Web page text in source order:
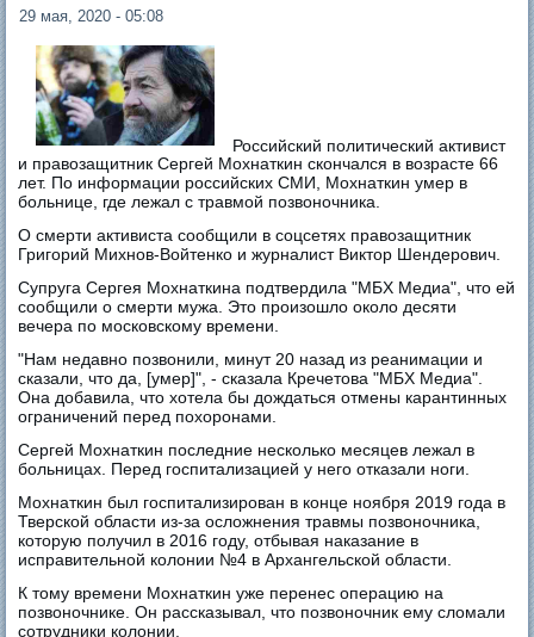
29 мая, 2020 - 05:08
Российский политический активист
и правозащитник Сергей Мохнаткин скончался в возрасте 66
лет. По информации российских СМИ, Мохнаткин умер в
больнице, где лежал с травмой позвоночника.
О смерти активиста сообщили в соцсетях правозащитник
Григорий Михнов-Войтенко и журналист Виктор Шендерович.
Супруга Сергея Мохнаткина подтвердила "МБХ Медиа", что ей
сообщили о смерти мужа. Это произошло около десяти
вечера по московскому времени.
"Нам недавно позвонили, минут 20 назад из реанимации и
сказали, что да, [умер]", - сказала Кречетова "МБХ Медиа".
Она добавила, что хотела бы дождаться отмены карантинных
ограничений перед похоронами.
Сергей Мохнаткин последние несколько месяцев лежал в
больницах. Перед госпитализацией у него отказали ноги.
Мохнаткин был госпитализирован в конце ноября 2019 года в
Тверской области из-за осложнения травмы позвоночника,
которую получил в 2016 году, отбывая наказание в
исправительной колонии №4 в Архангельской области.
К тому времени Мохнаткин уже перенес операцию на
позвоночнике. Он рассказывал, что позвоночник ему сломали
сотрудники колонии.